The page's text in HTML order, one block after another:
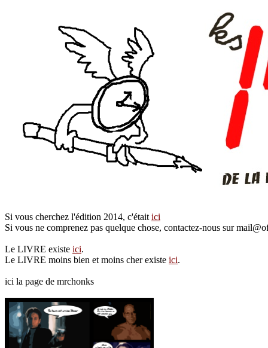
Si vous cherchez l'édition 2014, c'était ici
Si vous ne comprenez pas quelque chose, contactez-nous sur
Le LIVRE existe ici.
Le LIVRE moins bien et moins cher existe ici.
ici la page de mrchonks